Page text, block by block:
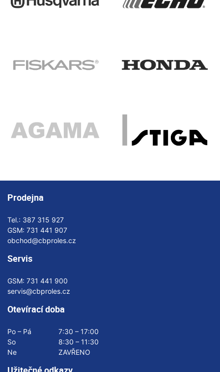
Prodejna
Tel.: 387 315 927
GSM: 731 441 907
obchod@cbproles.cz
Servis
GSM: 731 441 900
servis@cbproles.cz
Otevírací doba
Po – Pá
7:30 – 17:00
So
8:30 – 11:30
Ne
ZAVŘENO